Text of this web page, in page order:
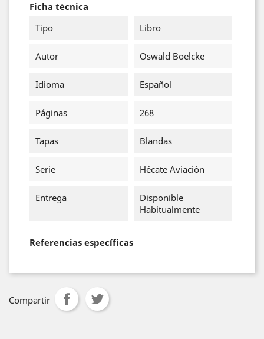
Ficha técnica
Tipo
Libro
Autor Oswald Boelcke
Idioma Español
Páginas 268
Tapas Blandas
Serie Hécate Aviación
Entrega
Disponible
Habitualmente
Referencias específicas
Compartir